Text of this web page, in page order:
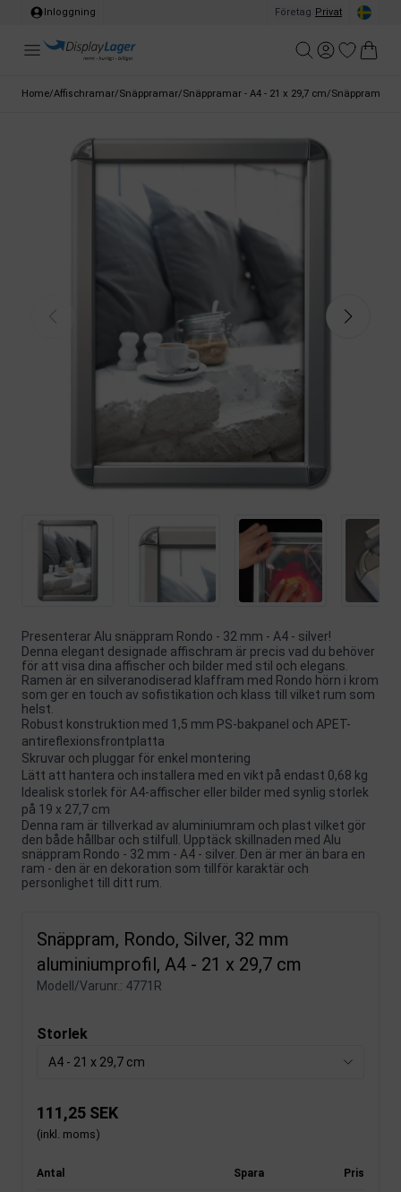
Inloggning Företag Privat
Home/Affischramar/Snäppramar/Snäppramar - A4 - 21 x 29,7 cm/Snäppram,
Presenterar Alu snäppram Rondo - 32 mm - A4 - silver!
Denna elegant designade affischram är precis vad du behöver
för att visa dina affischer och bilder med stil och elegans.
Ramen är en silveranodiserad klaffram med Rondo hörn i krom
som ger en touch av sofistikation och klass till vilket rum som
helst.
Robust konstruktion med 1,5 mm PS-bakpanel och APET-
antireflexionsfrontplatta
Skruvar och pluggar för enkel montering
Lätt att hantera och installera med en vikt på endast 0,68 kg
Idealisk storlek för A4-affischer eller bilder med synlig storlek
på 19 x 27,7 cm
Denna ram är tillverkad av aluminiumram och plast vilket gör
den både hållbar och stilfull. Upptäck skillnaden med Alu
snäppram Rondo - 32 mm - A4 - silver. Den är mer än bara en
ram - den är en dekoration som tillför karaktär och
personlighet till ditt rum.
Snäppram, Rondo, Silver, 32 mm
aluminiumprofil, A4 - 21 x 29,7 cm
Modell/Varunr.: 4771R
Storlek
A4 - 21 x 29,7 cm
111,25 SEK
(inkl. moms)
Antal Spara Pris